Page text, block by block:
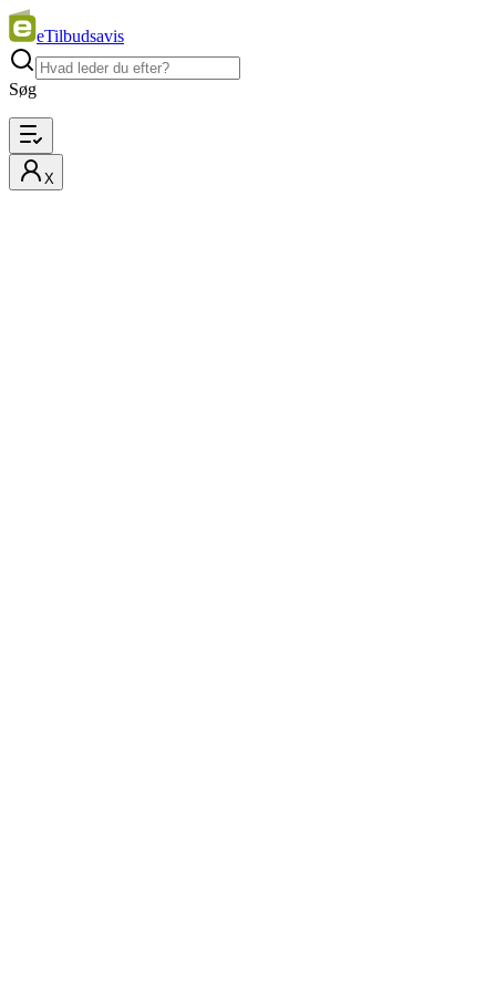
eTilbudsavis
Søg
X